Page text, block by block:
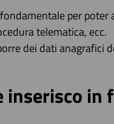
per
telematica, ecc.
dei dati anagrafici
in